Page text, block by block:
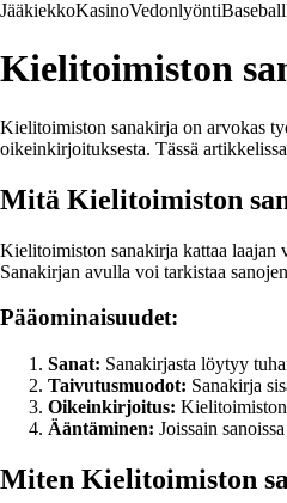
JääkiekkoKasinoVedonlyöntiBaseball
Kielitoimiston
Kielitoimiston sanakirja on arvokas
oikeinkirjoituksesta. Tässä
Mitä Kielitoimiston
Kielitoimiston sanakirja kattaa laajan
Sanakirjan avulla voi tarkistaa
Pääominaisuudet:
Sanat: Sanakirjasta löytyy
Taivutusmuodot: Sanakirja
Oikeinkirjoitus: Kielitoimiston
Ääntäminen: Joissain
Miten Kielitoimiston